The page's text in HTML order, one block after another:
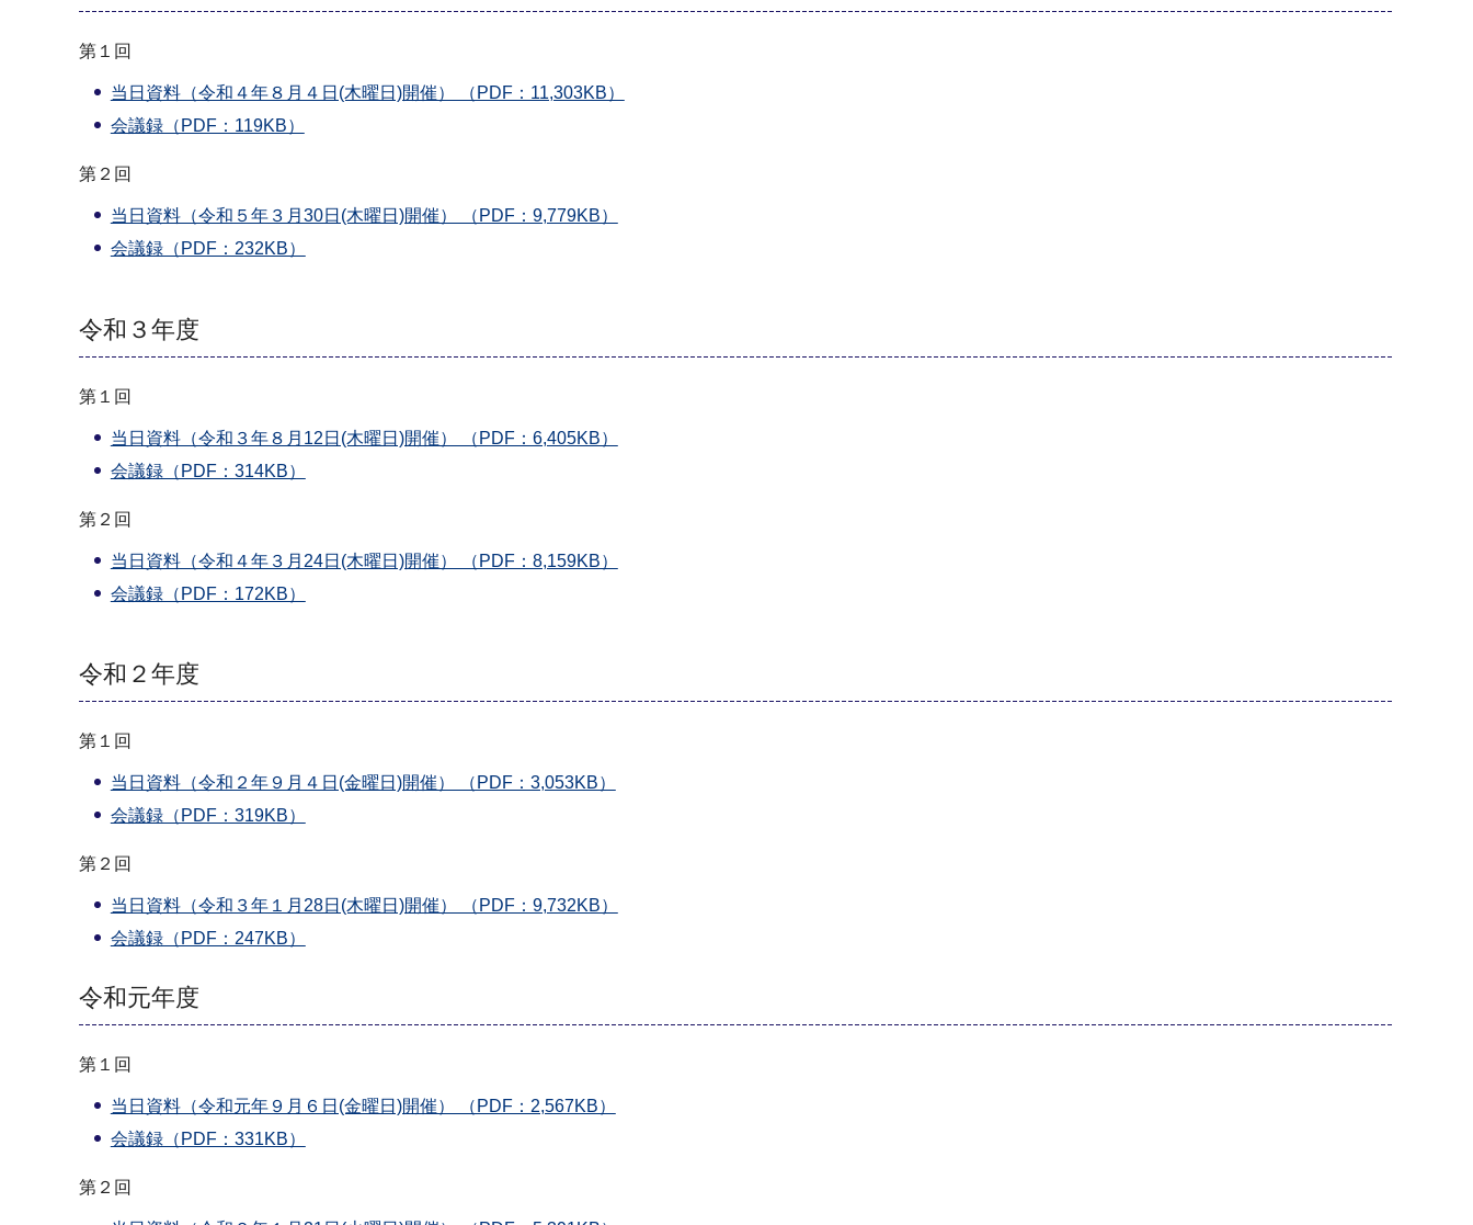
第１回
当日資料（令和４年８月４日(木曜日)開催） （PDF：11,303KB）
会議録（PDF：119KB）
第２回
当日資料（令和５年３月30日(木曜日)開催） （PDF：9,779KB）
会議録（PDF：232KB）
令和３年度
第１回
当日資料（令和３年８月12日(木曜日)開催） （PDF：6,405KB）
会議録（PDF：314KB）
第２回
当日資料（令和４年３月24日(木曜日)開催） （PDF：8,159KB）
会議録（PDF：172KB）
令和２年度
第１回
当日資料（令和２年９月４日(金曜日)開催） （PDF：3,053KB）
会議録（PDF：319KB）
第２回
当日資料（令和３年１月28日(木曜日)開催） （PDF：9,732KB）
会議録（PDF：247KB）
令和元年度
第１回
当日資料（令和元年９月６日(金曜日)開催） （PDF：2,567KB）
会議録（PDF：331KB）
第２回